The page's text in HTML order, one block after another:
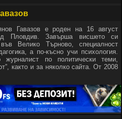
Гавазов е роден на 16 август
Пловдив. Завърша висшето си
във Велико Търново, специалност
а по-късно учи психология.
журналист по политически теми,
както и за няколко сайта. От 2008